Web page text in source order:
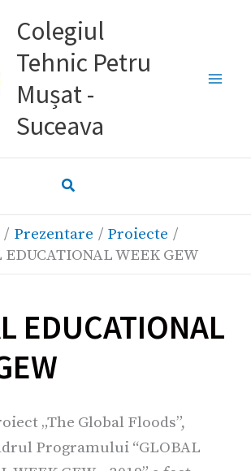
Colegiul
Tehnic Petru
Mușat -
Suceava
Prezentare
Proiecte
EDUCATIONAL WEEK GEW
EDUCATIONAL
„The Global Floods”,
Programului “GLOBAL